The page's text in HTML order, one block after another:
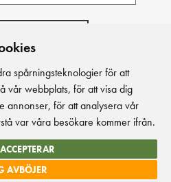
spårningsteknologier för att
vår webbplats, för att visa dig
annonser, för att analysera vår
var våra besökare kommer ifrån.
AVBÖJER
2026
and the Google